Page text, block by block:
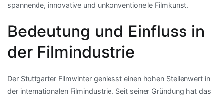
spannende, innovative und unkonventionelle Filmkunst.
Bedeutung und Einfluss in
der Filmindustrie
Der Stuttgarter Filmwinter geniesst einen hohen Stellenwert in
der internationalen Filmindustrie. Seit seiner Gründung hat das